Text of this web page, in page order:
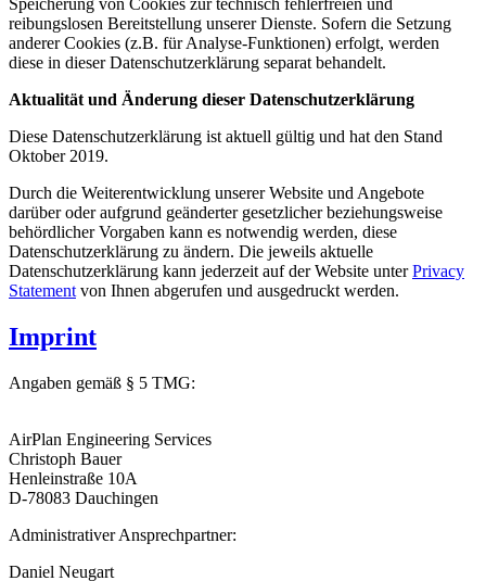
reibungslosen Bereitstellung unserer Dienste. Sofern die Setzung
anderer Cookies (z.B. für Analyse-Funktionen) erfolgt, werden
diese in dieser Datenschutzerklärung separat behandelt.
Aktualität und Änderung dieser Datenschutzerklärung
Diese Datenschutzerklärung ist aktuell gültig und hat den Stand
Oktober 2019.
Durch die Weiterentwicklung unserer Website und Angebote
darüber oder aufgrund geänderter gesetzlicher beziehungsweise
behördlicher Vorgaben kann es notwendig werden, diese
Datenschutzerklärung zu ändern. Die jeweils aktuelle
Datenschutzerklärung kann jederzeit auf der Website unterPrivacy
Statement von Ihnen abgerufen und ausgedruckt werden.
Imprint
Angaben gemäß § 5 TMG:
AirPlan Engineering Services
Christoph Bauer
Henleinstraße 10A
D-78083 Dauchingen
Administrativer Ansprechpartner:
Daniel Neugart